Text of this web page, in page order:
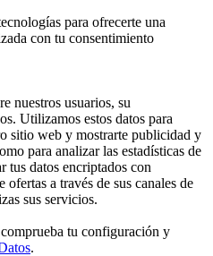
para ofrecerte una
con tu consentimiento
nuestros usuarios, su
Utilizamos estos datos para
sitio web y mostrarte publicidad y
para analizar las estadísticas de
tus datos encriptados con
a través de sus canales de
sus servicios.
tu configuración y
.